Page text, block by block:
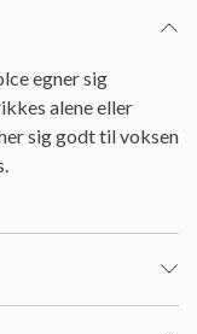
egner sig
alene eller
sig godt til voksen